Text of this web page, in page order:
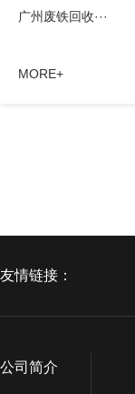
广州废铁回收···
MORE+
友情链接：
公司简介